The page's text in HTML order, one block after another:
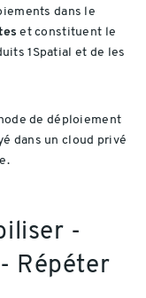
dans le
et constituent le
1Spatial et de les
de déploiement
dans un cloud privé
-
Répéter